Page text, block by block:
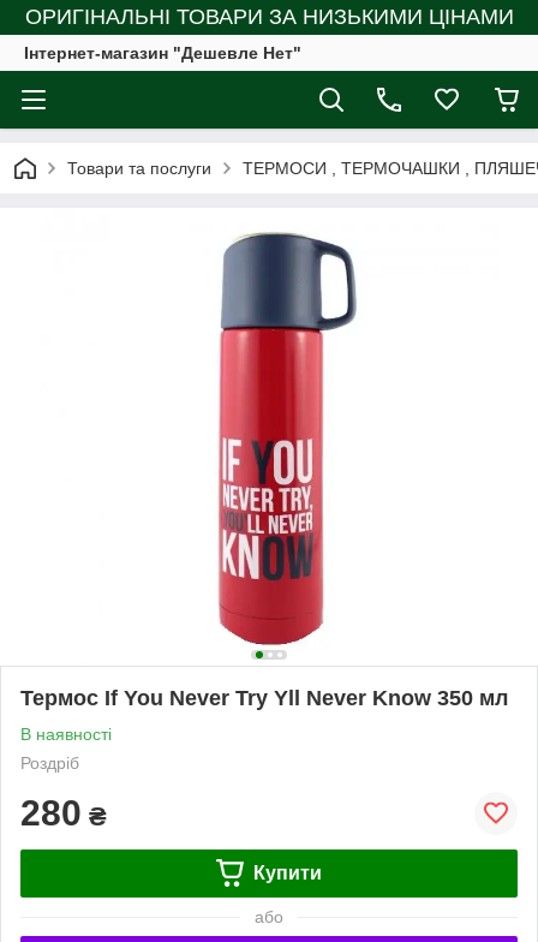
ОРИГІНАЛЬНІ ТОВАРИ ЗА НИЗЬКИМИ ЦІНАМИ
Інтернет-магазин "Дешевле Нет"
Товари та послуги ТЕРМОСИ , ТЕРМОЧАШКИ ,
Термос If You Never Try Yll Never Know 350 мл
В наявності
Роздріб
280 ₴
Купити
або